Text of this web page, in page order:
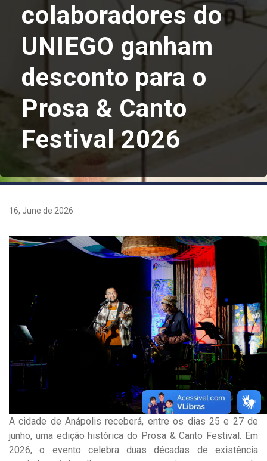
colaboradores do
UNIEGO ganham
desconto para o
Prosa & Canto
Festival 2026
16, June de 2026
A cidade de Anápolis receberá, entre os dias 25 e 27 de
junho, uma edição histórica do Prosa & Canto Festival. Em
2026, o evento celebra duas décadas de existência